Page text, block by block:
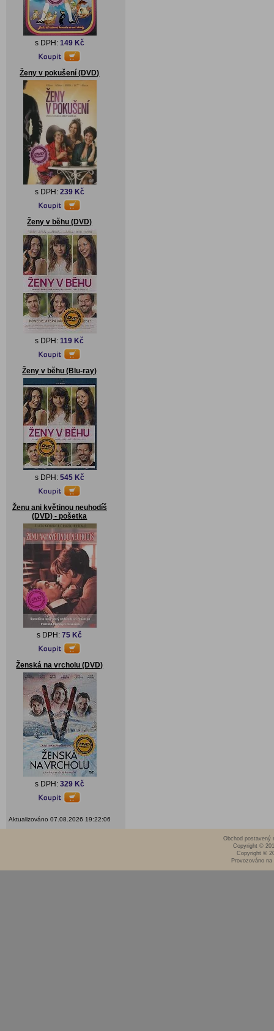
s DPH: 149 Kč
Ženy v pokušení (DVD)
s DPH: 239 Kč
Ženy v běhu (DVD)
s DPH:119 Kč
Ženy v běhu (Blu-ray)
s DPH: 545 Kč
Ženu ani květinou neuhodíš
(DVD) - pošetka
s DPH:75 Kč
Ženská na vrcholu (DVD)
s DPH: 329 Kč
Aktualizováno 07.08.2026 19:22:06
Obchod postavený
Copyright ©
Copyright ©
Provozováno